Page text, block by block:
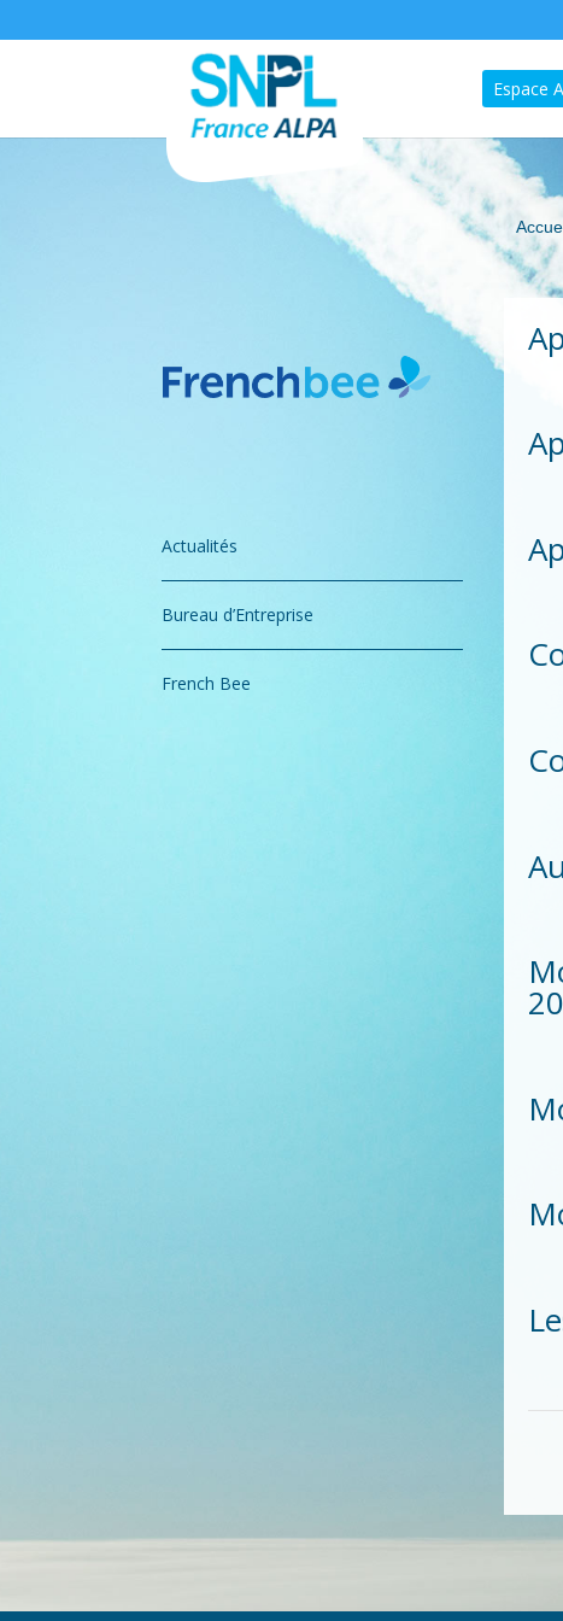
Espace
Actualités
Bureau d’Entreprise
French Bee